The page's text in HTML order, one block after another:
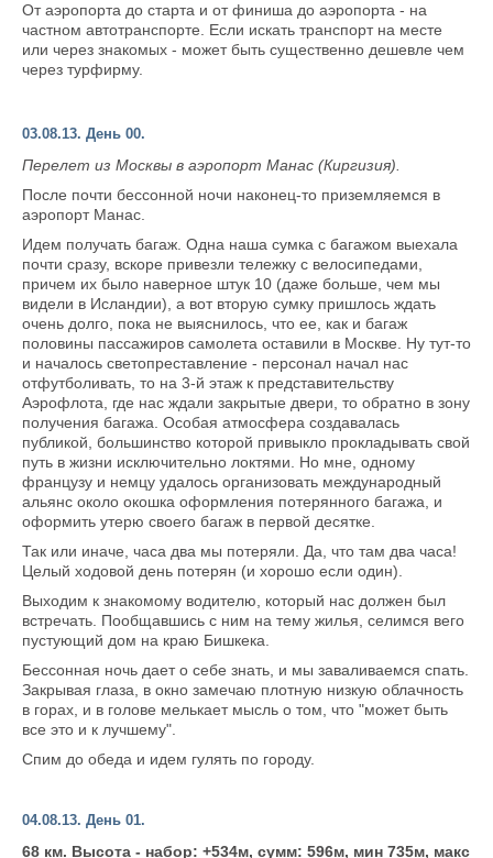
От аэропорта до старта и от финиша до аэропорта - на
частном автотранспорте. Если искать транспорт на месте
или через знакомых - может быть существенно дешевле чем
через турфирму.
03.08.13. День 00.
Перелет из Москвы в аэропорт Манас (Киргизия).
После почти бессонной ночи наконец-то приземляемся в
аэропорт Манас.
Идем получать багаж. Одна наша сумка с багажом выехала
почти сразу, вскоре привезли тележку с велосипедами,
причем их было наверное штук 10 (даже больше, чем мы
видели в Исландии), а вот вторую сумку пришлось ждать
очень долго, пока не выяснилось, что ее, как и багаж
половины пассажиров самолета оставили в Москве. Ну тут-то
и началось светопреставление - персонал начал нас
отфутболивать, то на 3-й этаж к представительству
Аэрофлота, где нас ждали закрытые двери, то обратно в зону
получения багажа. Особая атмосфера создавалась
публикой, большинство которой привыкло прокладывать свой
путь в жизни исключительно локтями. Но мне, одному
французу и немцу удалось организовать международный
альянс около окошка оформления потерянного багажа, и
оформить утерю своего багаж в первой десятке.
Так или иначе, часа два мы потеряли. Да, что там два часа!
Целый ходовой день потерян (и хорошо если один).
Выходим к знакомому водителю, который нас должен был
встречать. Пообщавшись с ним на тему жилья, селимся вего
пустующий дом на краю Бишкека.
Бессонная ночь дает о себе знать, и мы заваливаемся спать.
Закрывая глаза, в окно замечаю плотную низкую облачность
в горах, и в голове мелькает мысль о том, что "может быть
все это и к лучшему".
Спим до обеда и идем гулять по городу.
04.08.13. День 01.
68 км. Высота - набор: +534м, сумм: 596м, мин 735м, макс